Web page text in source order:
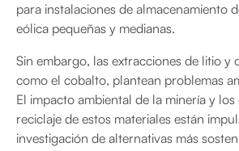
para instalaciones de almacenamiento
eólica pequeñas y medianas.
Sin embargo, las extracciones de litio y
como el cobalto, plantean problemas
El impacto ambiental de la minería y los
reciclaje de estos materiales están
investigación de alternativas más